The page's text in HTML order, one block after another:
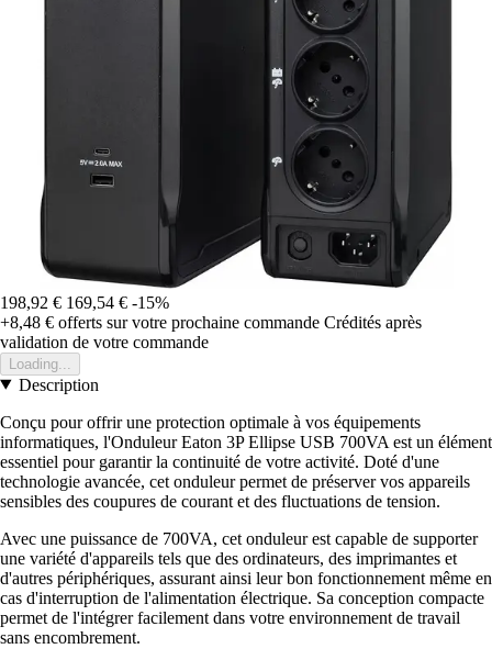
198,92 € 169,54 € -15%
+8,48 € offerts sur votre prochaine commande Crédités après
validation de votre commande
Loading...
Description
Conçu pour offrir une protection optimale à vos équipements
informatiques, l'Onduleur Eaton 3P Ellipse USB 700VA est un élément
essentiel pour garantir la continuité de votre activité. Doté d'une
technologie avancée, cet onduleur permet de préserver vos appareils
sensibles des coupures de courant et des fluctuations de tension.
Avec une puissance de 700VA, cet onduleur est capable de supporter
une variété d'appareils tels que des ordinateurs, des imprimantes et
d'autres périphériques, assurant ainsi leur bon fonctionnement même en
cas d'interruption de l'alimentation électrique. Sa conception compacte
permet de l'intégrer facilement dans votre environnement de travail
sans encombrement.